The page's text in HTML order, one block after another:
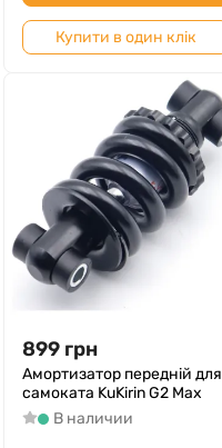
Купити в один клік
899 грн
Амортизатор передній для
самоката KuKirin G2 Max
В наличии